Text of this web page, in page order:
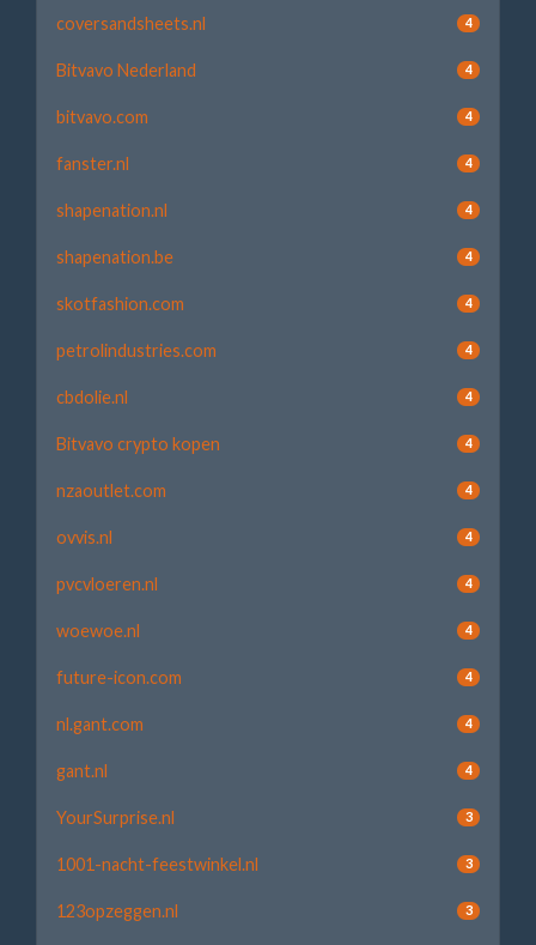
coversandsheets.nl 4
Bitvavo Nederland 4
bitvavo.com 4
fanster.nl 4
shapenation.nl 4
shapenation.be 4
skotfashion.com 4
petrolindustries.com 4
cbdolie.nl 4
Bitvavo crypto kopen 4
nzaoutlet.com 4
ovvis.nl 4
pvcvloeren.nl 4
woewoe.nl 4
future-icon.com 4
nl.gant.com 4
gant.nl 4
YourSurprise.nl 3
1001-nacht-feestwinkel.nl 3
123opzeggen.nl 3